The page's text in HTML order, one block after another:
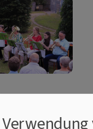
19.30 Uhr.